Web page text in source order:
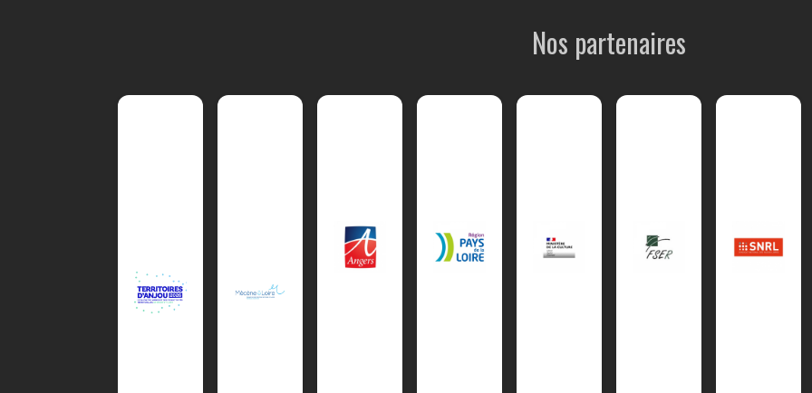
Nos partenaires